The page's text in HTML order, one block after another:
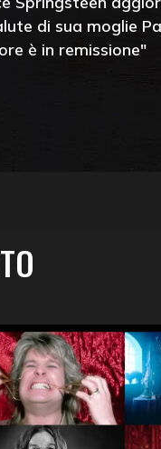
di sua moglie
è in remissione"